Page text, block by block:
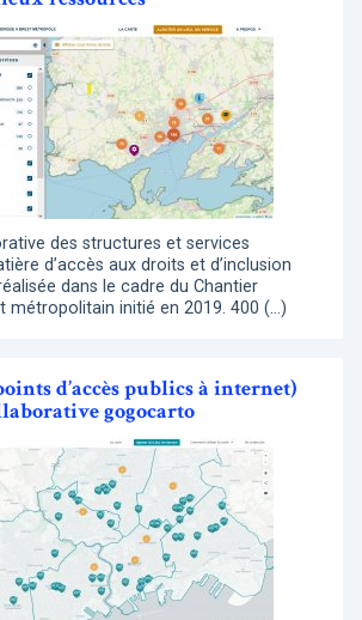
des structures et services
d’accès aux droits et d’inclusion
dans le cadre du Chantier
métropolitain initié en 2019. 400 (…)
d’accès publics à internet)
gogocarto